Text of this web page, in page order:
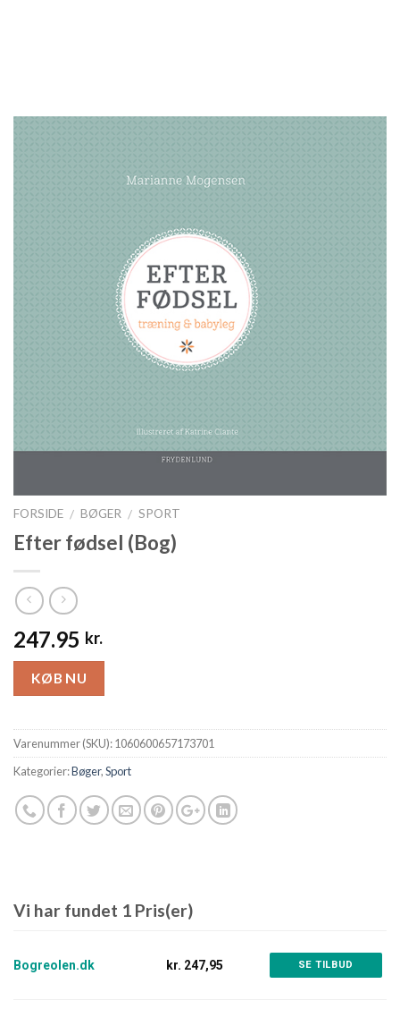
FORSIDE / BØGER / SPORT
Efter fødsel (Bog)
247.95 kr.
KØB NU
Varenummer (SKU):1060600657173701
Kategorier:Bøger,Sport
Vi har fundet 1 Pris(er)
Bogreolen.dk kr. 247,95 SE TILBUD